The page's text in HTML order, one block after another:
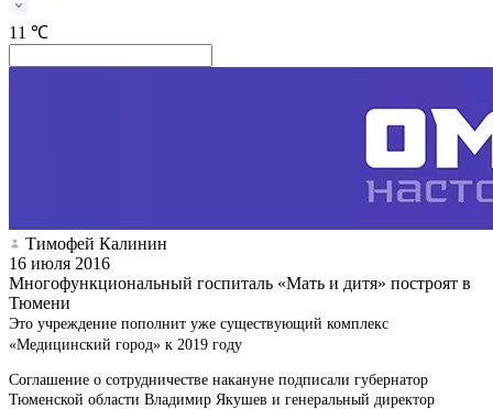
11 ℃
Тимофей Калинин
16 июля 2016
Многофункциональный госпиталь «Мать и дитя» построят в
Тюмени
Это учреждение пополнит уже существующий комплекс
«Медицинский город» к 2019 году
Соглашение о сотрудничестве накануне подписали губернатор
Тюменской области Владимир Якушев и генеральный директор